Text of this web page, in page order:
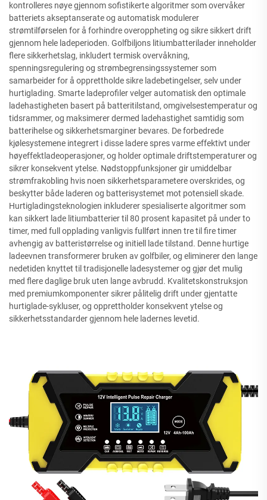
kontrolleres nøye gjennom sofistikerte algoritmer som overvåker
batteriets akseptanserate og automatisk modulerer
strømtilførselen for å forhindre overoppheting og sikre sikkert drift
gjennom hele ladeperioden. Golfbiljons litiumbatterilader inneholder
flere sikkerhetslag, inkludert termisk overvåkning,
spenningsregulering og strømbegrensingssystemer som
samarbeider for å opprettholde sikre ladebetingelser, selv under
hurtiglading. Smarte ladeprofiler velger automatisk den optimale
ladehastigheten basert på batteritilstand, omgivelsestemperatur og
tidsrammer, og maksimerer dermed ladehastighet samtidig som
batterihelse og sikkerhetsmarginer bevares. De forbedrede
kjølesystemene integrert i disse ladere spres varme effektivt under
høyeffektladeoperasjoner, og holder optimale driftstemperaturer og
sikrer konsekvent ytelse. Nødstoppfunksjoner gir umiddelbar
strømfrakobling hvis noen sikkerhetsparametere overskrides, og
beskytter både laderen og batterisystemet mot potensiell skade.
Hurtigladingsteknologien inkluderer spesialiserte algoritmer som
kan sikkert lade litiumbatterier til 80 prosent kapasitet på under to
timer, med full opplading vanligvis fullført innen tre til fire timer
avhengig av batteristørrelse og initiell lade tilstand. Denne hurtige
ladeevnen transformerer bruken av golfbiler, og eliminerer den lange
nedetiden knyttet til tradisjonelle ladesystemer og gjør det mulig
med flere daglige bruk uten lange avbrudd. Kvalitetskonstruksjon
med premiumkomponenter sikrer pålitelig drift under gjentatte
hurtiglade-sykluser, og opprettholder konsekvent ytelse og
sikkerhetsstandarder gjennom hele ladernes levetid.